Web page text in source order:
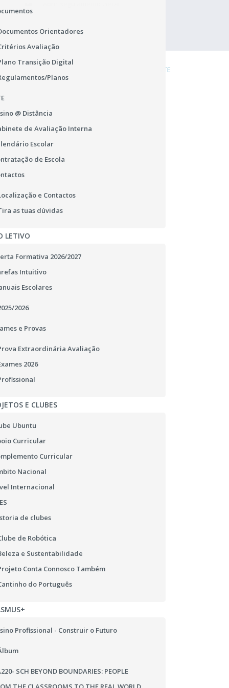
Orientadores
Avaliação
Transição Digital
Planos
@ Distância
de Avaliação Interna
Escolar
de Escola
e Contactos
as tuas dúvidas
LETIVO
Formativa 2026/2027
Intuitivo
Escolares
2026
e Provas
Extraordinária Avaliação
2026
E CLUBES
Ubuntu
Curricular
Curricular
Nacional
Internacional
de clubes
de Robótica
e Sustentabilidade
Conta Connosco Também
do Português
Profissional - Construir o Futuro
SCH BEYOND BOUNDARIES: PEOPLE
MAPA DO SITE